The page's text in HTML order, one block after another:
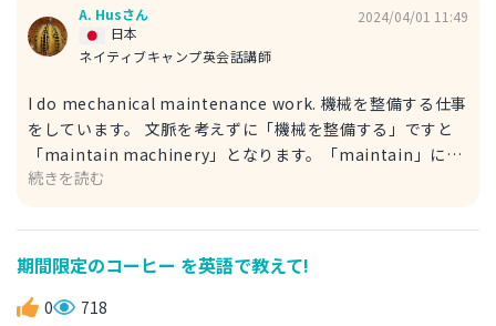
A. Husさん
ネイティブキャンプ英会話講師
日本
2024/04/01 11:49
I do mechanical maintenance work. 機械を整備する仕事
をしています。 文脈を考えずに「機械を整備する」ですと
「maintain machinery」となります。「maintain」には
「整備する」という意味があり、「machinery」が「機
明には少し異なる表現が用いられます。 「mechanical」は
「機械の」なので、「mechanical maintenance」で「機
械の整備」となります。「work」を最後に付け足すことに
よって、「機械の整備の仕事」というフレーズで使うことが
続きを読む
期間限定のコーヒー を英語で教えて!
0 718